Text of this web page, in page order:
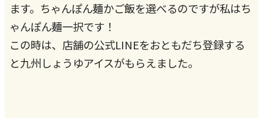
ます。ちゃんぽん麺かご飯を選べるのですが私はち
ゃんぽん麺一択です！
この時は、店舗の公式LINEをおともだち登録する
と九州しょうゆアイスがもらえました。